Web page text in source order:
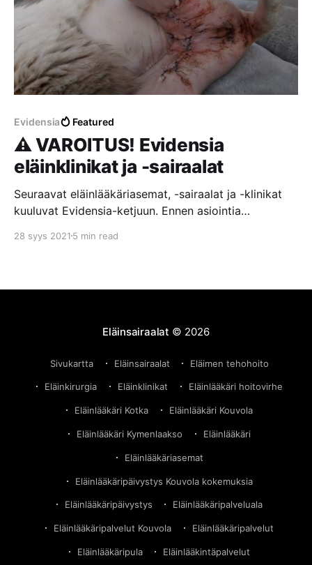
Evidensia Featured
⚠️ VAROITUS! Evidensia
eläinklinikat ja -sairaalat
Seuraavat eläinlääkäriasemat, -sairaalat ja -klinikat
kuuluvat Evidensia-ketjuun. Ennen asiointia
asiakkaiden kokemuksia ja arvosteluita. Lisäksi
esimerkiksi lukemalla tämän järkyttävän
asiakkaan kissan. Lu
28 syys 2021 5 min read
Eläinsairaalat © 2026
Sivukartta Eläinsairaalat Eläimen tehohoito
Eläinkirurgia Eläinklinikat Eläinlääkäri hoitovirhe
Eläinlääkäri Kotka Eläinlääkäri Kouvola
Eläinlääkäri Kymenlaakso Eläinlääkäri
Eläinlääkäriasemat
Eläinlääkäripäivystys Kouvola kokemuksia
Eläinlääkäripäivystys Eläinlääkäripalveluala
Eläinlääkäripalvelut Kouvola Eläinlääkäripalvelut
Eläinlääkäripula Eläinlääkintäpalvelut